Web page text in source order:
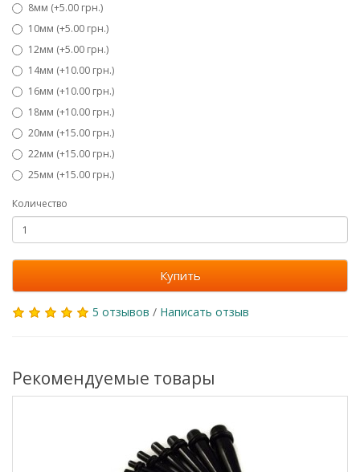
8мм (+5.00 грн.)
10мм (+5.00 грн.)
12мм (+5.00 грн.)
14мм (+10.00 грн.)
16мм (+10.00 грн.)
18мм (+10.00 грн.)
20мм (+15.00 грн.)
22мм (+15.00 грн.)
25мм (+15.00 грн.)
Количество
Купить
5 отзывов / Написать отзыв
Рекомендуемые товары